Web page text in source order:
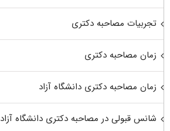
تجربیات مصاحبه دکتری
زمان مصاحبه دکتری
زمان مصاحبه دکتری دانشگاه آزاد
شانس قبولی در مصاحبه دکتری دانشگاه آزاد